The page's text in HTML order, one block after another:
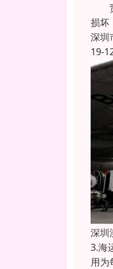
责
损
深圳
19-
深圳
3.海
用为